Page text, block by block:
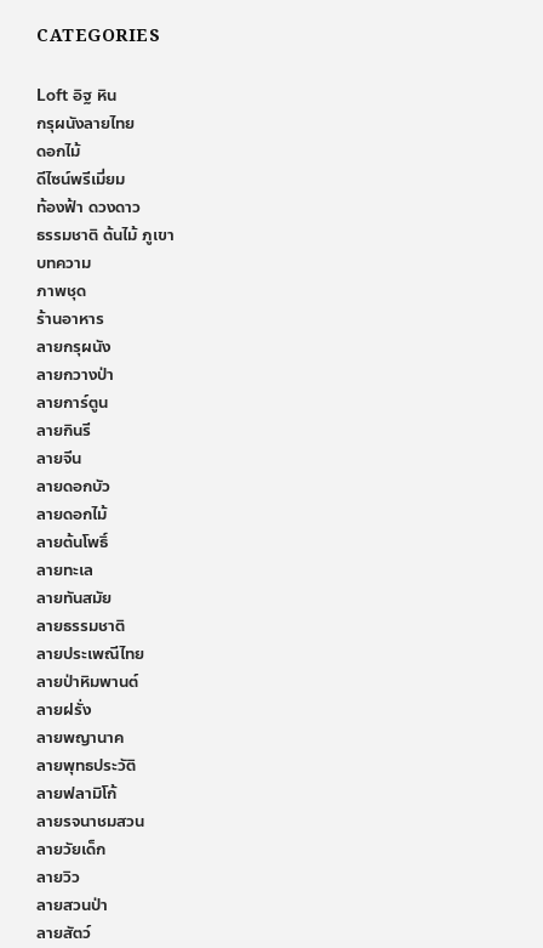
CATEGORIES
Loft อิฐ หิน
กรุผนังลายไทย
ดอกไม้
ดีไซน์พรีเมี่ยม
ท้องฟ้า ดวงดาว
ธรรมชาติ ต้นไม้ ภูเขา
บทความ
ภาพชุด
ร้านอาหาร
ลายกรุผนัง
ลายกวางป่า
ลายการ์ตูน
ลายกินรี
ลายจีน
ลายดอกบัว
ลายดอกไม้
ลายต้นโพธิ์
ลายทะเล
ลายทันสมัย
ลายธรรมชาติ
ลายประเพณีไทย
ลายป่าหิมพานต์
ลายฝรั่ง
ลายพญานาค
ลายพุทธประวัติ
ลายฟลามิโก้
ลายรจนาชมสวน
ลายวัยเด็ก
ลายวิว
ลายสวนป่า
ลายสัตว์